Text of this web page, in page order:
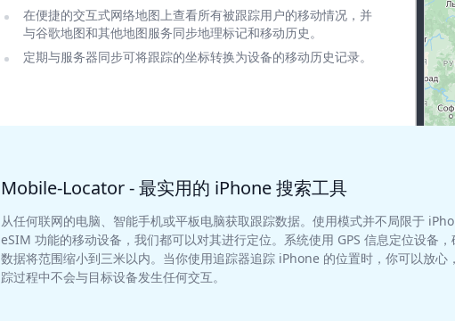
在便捷的交互式网络地图上查看所有被跟踪用户的移动情况，并
与谷歌地图和其他地图服务同步地理标记和移动历史。
定期与服务器同步可将跟踪的坐标转换为设备的移动历史记录。
Mobile-Locator - 最实用的 iPhone 搜索工具
从任何联网的电脑、智能手机或平板电脑获取跟踪数据。使用模式并不局限于
eSIM 功能的移动设备，我们都可以对其进行定位。系统使用 GPS 信息定位设备
数据将范围缩小到三米以内。当你使用追踪器追踪 iPhone 的位置时，你可以放心
踪过程中不会与目标设备发生任何交互。